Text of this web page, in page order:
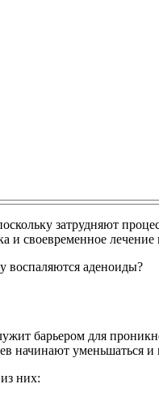
затрудняют
и своевременное
барьером для
начинают уменьшаться
них: